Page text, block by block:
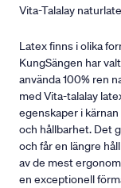
Vita-Talalay
Latex finns i olika
KungSängen har
använda 100% ren
med Vita-talalay
egenskaper i
och hållbarhet. Det
och får en längre
av de mest
en exceptionell